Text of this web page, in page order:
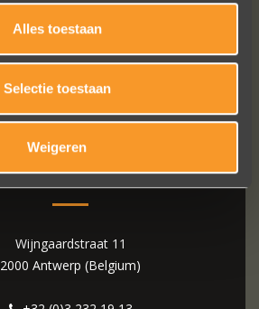
Alles toestaan
Selectie toestaan
Weigeren
WIM MEEUSSEN
Wijngaardstraat 11
2000 Antwerp (Belgium)